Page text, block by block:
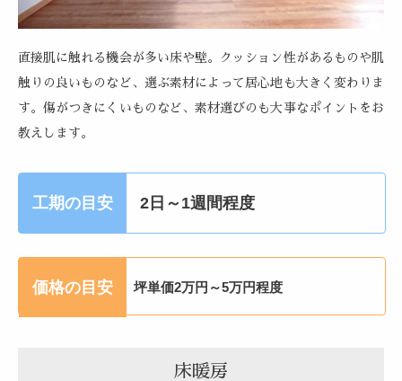
直接肌に触れる機会が多い床や壁。クッション性があるものや肌
触りの良いものなど、選ぶ素材によって居心地も大きく変わりま
す。傷がつきにくいものなど、素材選びのも大事なポイントをお
教えします。
工期の目安 2日～1週間程度
価格の目安 坪単価2万円～5万円程度
床暖房